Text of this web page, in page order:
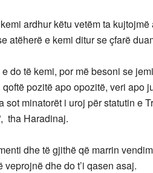
ardhur këtu vetëm ta
atëherë e kemi ditur se çfarë
do të kemi, por më besoni se
pozitë apo opozitë, veri apo
sot minatorët i uroj për statutin e
tha Haradinaj.
dhe të gjithë që marrin
dhe do t’i qasen asaj.